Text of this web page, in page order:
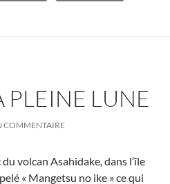
PLEINE LUNE
COMMENTAIRE
volcan Asahidake, dans l’île
« Mangetsu no ike » ce qui